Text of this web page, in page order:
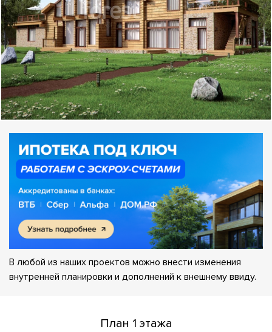
В любой из наших проектов можно внести изменения
внутренней планировки и дополнений к внешнему ввиду.
План 1 этажа